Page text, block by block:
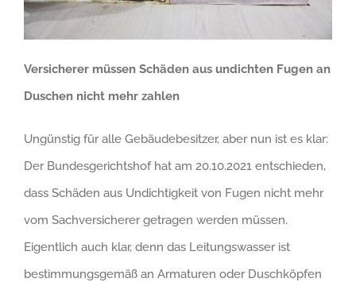
Versicherer müssen Schäden aus undichten Fugen an
Duschen nicht mehr zahlen
Ungünstig für alle Gebäudebesitzer, aber nun ist es klar:
Der Bundesgerichtshof hat am 20.10.2021 entschieden,
dass Schäden aus Undichtigkeit von Fugen nicht mehr
vom Sachversicherer getragen werden müssen.
Eigentlich auch klar, denn das Leitungswasser ist
bestimmungsgemäß an Armaturen oder Duschköpfen